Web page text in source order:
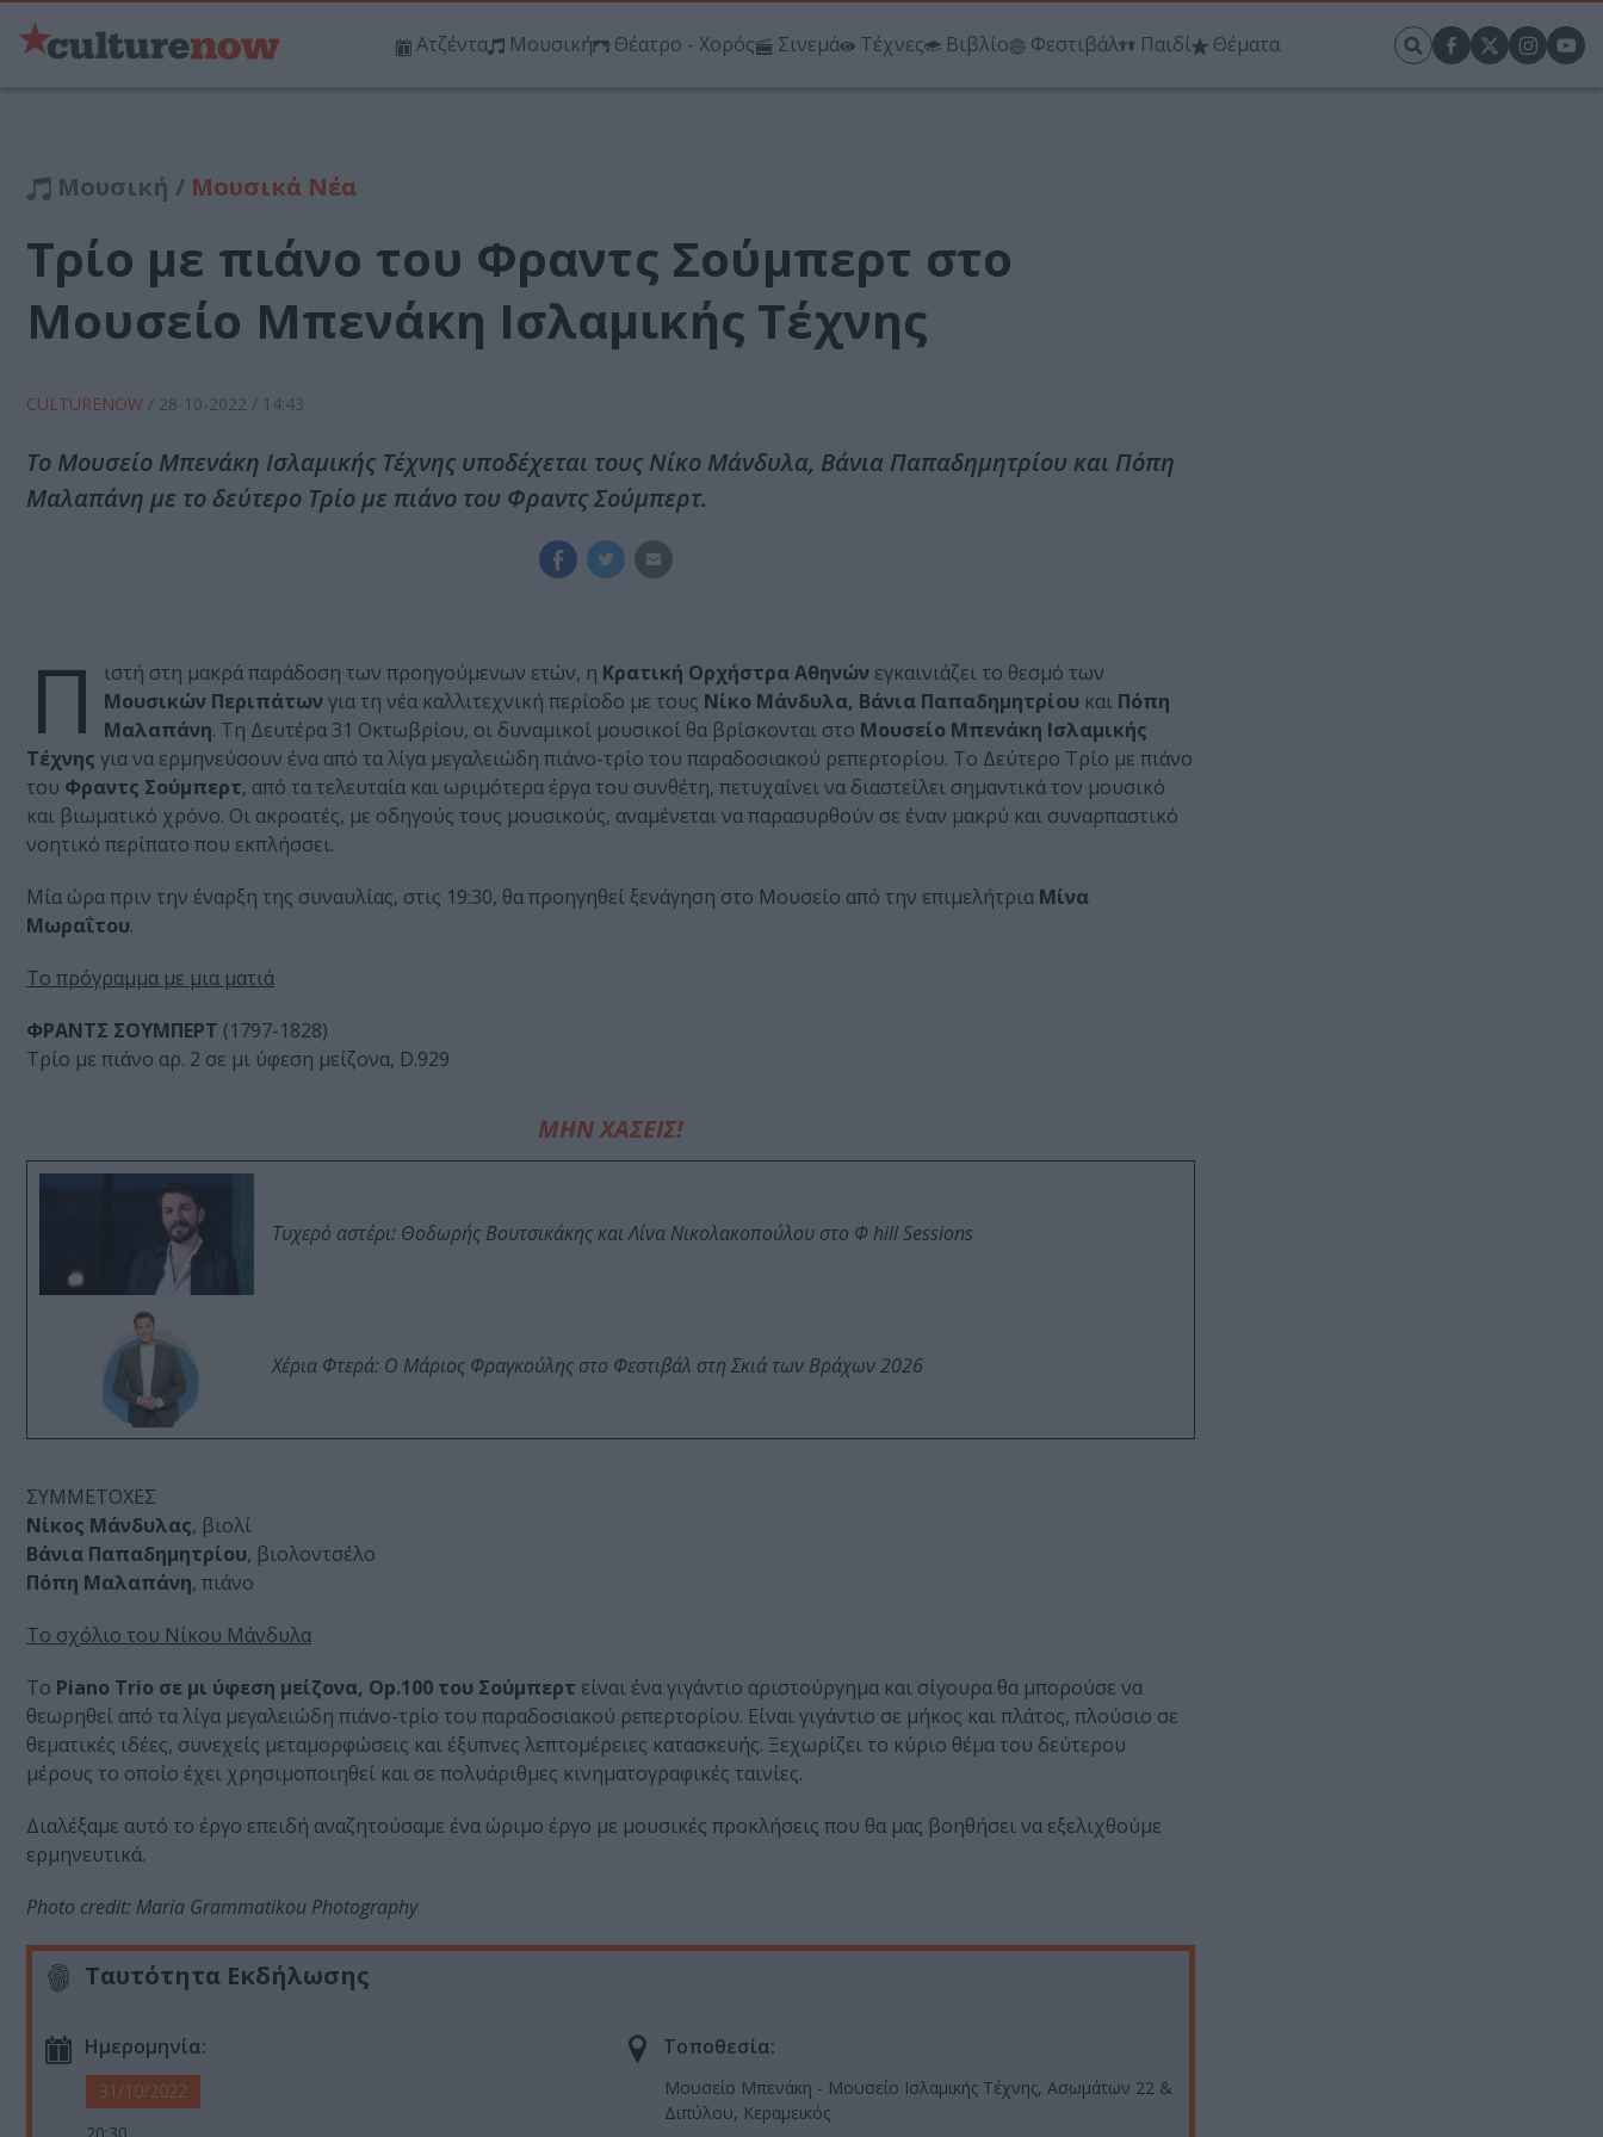
Ατζέντα Μουσική Θέατρο - Χορός Σινεμά Τέχνες Βιβλίο Φεστιβάλ Παιδί Θέματα
Μουσική / Μουσικά Νέα
Τρίο με πιάνο του Φραντς Σούμπερτ στο
Μουσείο Μπενάκη Ισλαμικής Τέχνης
CULTURENOW / 28-10-2022 / 14:43
Το Μουσείο Μπενάκη Ισλαμικής Τέχνης υποδέχεται τους Νίκο Μάνδυλα, Βάνια Παπαδημητρίου και Πόπη
Μαλαπάνη με το δεύτερο Τρίο με πιάνο του Φραντς Σούμπερτ.
Π ιστή στη μακρά παράδοση των προηγούμενων ετών, η Κρατική Ορχήστρα Αθηνών εγκαινιάζει το θεσμό των
Μουσικών Περιπάτων για τη νέα καλλιτεχνική περίοδο με τους Νίκο Μάνδυλα, Βάνια Παπαδημητρίου και Πόπη
Μαλαπάνη. Τη Δευτέρα 31 Οκτωβρίου, οι δυναμικοί μουσικοί θα βρίσκονται στο Μουσείο Μπενάκη Ισλαμικής
Τέχνης για να ερμηνεύσουν ένα από τα λίγα μεγαλειώδη πιάνο-τρίο του παραδοσιακού ρεπερτορίου. Το Δεύτερο Τρίο με πιάνο
του Φραντς Σούμπερτ, από τα τελευταία και ωριμότερα έργα του συνθέτη, πετυχαίνει να διαστείλει σημαντικά τον μουσικό
και βιωματικό χρόνο. Οι ακροατές, με οδηγούς τους μουσικούς, αναμένεται να παρασυρθούν σε έναν μακρύ και συναρπαστικό
νοητικό περίπατο που εκπλήσσει.
Μία ώρα πριν την έναρξη της συναυλίας, στις 19:30, θα προηγηθεί ξενάγηση στo Μουσείο από την επιμελήτρια Μίνα
Μωραΐτου.
Το πρόγραμμα με μια ματιά
ΦΡΑΝΤΣ ΣΟΥΜΠΕΡΤ (1797-1828)
Τρίο με πιάνο αρ. 2 σε μι ύφεση μείζονα, D.929
ΜΗΝ ΧΑΣΕΙΣ!
Τυχερό αστέρι: Θοδωρής Βουτσικάκης και Λίνα Νικολακοπούλου στο Φ hill Sessions
Χέρια Φτερά: Ο Μάριος Φραγκούλης στο Φεστιβάλ στη Σκιά των Βράχων 2026
ΣΥΜΜΕΤΟΧΕΣ
Νίκος Μάνδυλας, βιολί
Βάνια Παπαδημητρίου, βιολοντσέλο
Πόπη Μαλαπάνη, πιάνο
Το σχόλιο του Νίκου Μάνδυλα
Το Piano Trio σε μι ύφεση μείζονα, Op.100 του Σούμπερτ είναι ένα γιγάντιο αριστούργημα και σίγουρα θα μπορούσε να
θεωρηθεί από τα λίγα μεγαλειώδη πιάνο-τρίο του παραδοσιακού ρεπερτορίου. Είναι γιγάντιο σε μήκος και πλάτος, πλούσιο σε
θεματικές ιδέες, συνεχείς μεταμορφώσεις και έξυπνες λεπτομέρειες κατασκευής. Ξεχωρίζει το κύριο θέμα του δεύτερου
μέρους το οποίο έχει χρησιμοποιηθεί και σε πολυάριθμες κινηματογραφικές ταινίες.
Διαλέξαμε αυτό το έργο επειδή αναζητούσαμε ένα ώριμο έργο με μουσικές προκλήσεις που θα μας βοηθήσει να εξελιχθούμε
ερμηνευτικά.
Photo credit: Maria Grammatikou Photography
Ταυτότητα Εκδήλωσης
Ημερομηνία:
31/10/2022
Τοποθεσία:
Μουσείο Μπενάκη - Μουσείο Ισλαμικής Τέχνης, Ασωμάτων 22 &
Διπύλου, Κεραμεικός